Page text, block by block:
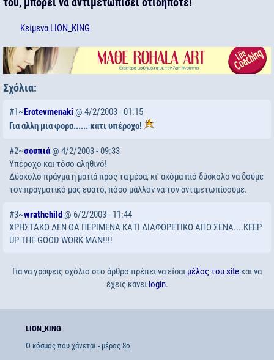
Κείμενα LION_KING
Σχόλια:
#1~ Erotevmenaki @ 4/2/2003 - 01:15
Για αλλη μια φορα...... κατι υπέροχο!
#2~σουπιά@ 4/2/2003 - 09:33
Υπέροχο και τόσο αληθινό!
Δύσκολο πράγμα η ματιά προς τα μέσα, κι' ακόμα πιό δύσκολο να δούμε
τον πραγματικό μας ευατό, πόσο μάλλον να τον αντιμετωπίσουμε.
#3~wrathchild @ 6/2/2003 - 11:44
XΡΗΣΤΑΚΟ ΔΕΝ ΘΑ ΠΕΡΙΜΕΝΑ ΚΑΤΙ ΔΙΑΦΟΡΕΤΙΚΟ ΑΠΟ ΣΕΝΑ....KEEP
UP THE GOOD WORK MAN!!!!
Για να γράψεις σχόλιο στο άρθρο πρέπει να είσαι μέλος του site και να
έχεις κάνει login.
LION_KING
Ο κόσμος που χάνεται - μέρος 8ο